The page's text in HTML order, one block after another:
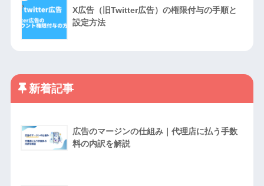
X広告（旧Twitter広告）の権限付与の手順と
設定方法
新着記事
広告のマージンの仕組み｜代理店に払う手数
料の内訳を解説